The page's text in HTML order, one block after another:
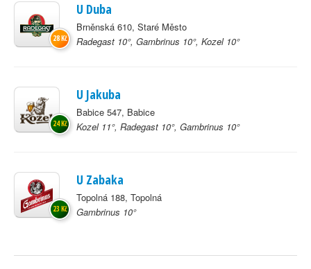
U Duba
Brněnská 610, Staré Město
Radegast 10°, Gambrinus 10°, Kozel 10°
28 Kč
U Jakuba
Babice 547, Babice
Kozel 11°, Radegast 10°, Gambrinus 10°
24 Kč
U Zabaka
Topolná 188, Topolná
Gambrinus 10°
23 Kč